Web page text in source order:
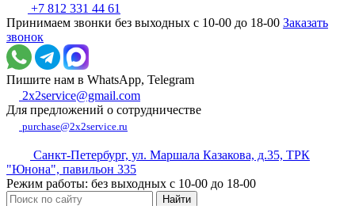
+7 812 331 44 61
Принимаем звонки без выходных с 10-00 до 18-00 Заказать
звонок
Пишите нам в WhatsApp, Telegram
2x2service@gmail.com
Для предложений о сотрудничестве
purchase@2x2service.ru
Санкт-Петербург, ул. Маршала Казакова, д.35, ТРК
"Юнона", павильон 335
Режим работы: без выходных с 10-00 до 18-00